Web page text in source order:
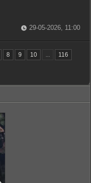
29-05-2026, 11:00
8 9 10 ...
116